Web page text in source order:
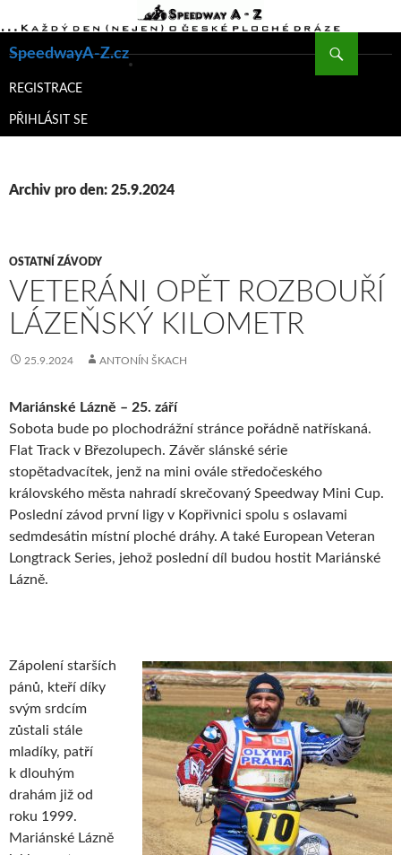
SpeedwayA-Z.cz
K
WEBU
REGISTRACE
PŘIHLÁSIT SE
Archiv pro den: 25.9.2024
OSTATNÍ ZÁVODY
VETERÁNI OPĚT ROZBOUŘÍ
LÁZEŇSKÝ KILOMETR
25.9.2024 ANTONÍN ŠKACH
Mariánské Lázně – 25. září
Sobota bude po plochodrážní stránce pořádně natřískaná.
Flat Track v Březolupech. Závěr slánské série
stopětadvacítek, jenž na mini ovále středočeského
královského města nahradí skrečovaný Speedway Mini Cup.
Poslední závod první ligy v Kopřivnici spolu s oslavami
sedmdesátin místní ploché dráhy. A také European Veteran
Longtrack Series, jehož poslední díl budou hostit Mariánské
Lázně.
Zápolení starších
pánů, kteří díky
svým srdcím
zůstali stále
mladíky, patří
k dlouhým
drahám již od
roku 1999.
Mariánské Lázně